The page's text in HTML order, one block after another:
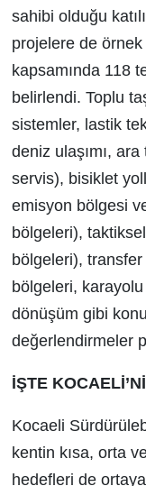
sahibi olduğu
projelere de
kapsamında 118
belirlendi. Toplu
sistemler, lastik
deniz ulaşımı,
servis), bisiklet
emisyon bölgesi
bölgeleri),
bölgeleri),
bölgeleri,
dönüşüm gibi
değerlendirmeler
İŞTE
Kocaeli
kentin kısa, orta
hedefleri de